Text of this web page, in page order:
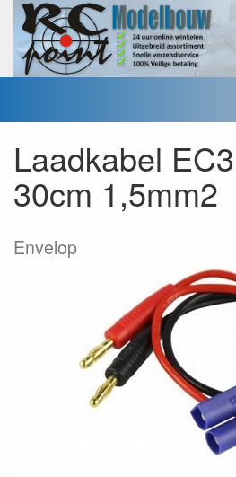
Laadkabel
30cm 1,5mm2
Envelop